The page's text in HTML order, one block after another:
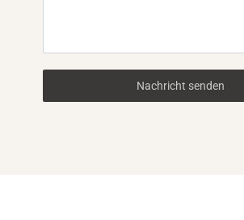
+
4
Nachricht senden